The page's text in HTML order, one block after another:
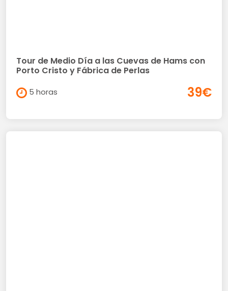
Tour de Medio Día a las Cuevas de Hams con
Porto Cristo y Fábrica de Perlas
5 horas 39€